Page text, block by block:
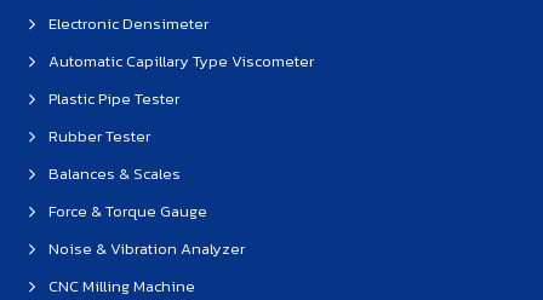
Electronic Densimeter
Automatic Capillary Type Viscometer
Plastic Pipe Tester
Rubber Tester
Balances & Scales
Force & Torque Gauge
Noise & Vibration Analyzer
CNC Milling Machine